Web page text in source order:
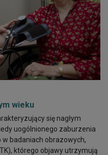
wieku
się nagłym
uogólnionego zaburzenia
badaniach obrazowych,
którego objawy utrzymują